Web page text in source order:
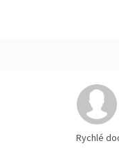
Rychlé